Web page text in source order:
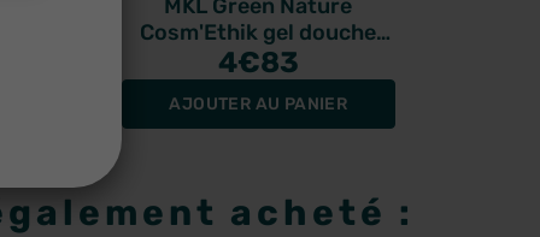
MKL Green Nature
Cosm'Ethik gel douche
verveine bio 1L
4€83
AJOUTER AU PANIER
acheté :